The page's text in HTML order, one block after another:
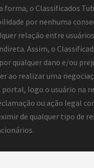
forma, o Classificados
por nenhuma
relação entre
Assim, o
qualquer dano e/ou
ao realizar uma
logo o usuário na
ou ação legal
de qualquer tipo de